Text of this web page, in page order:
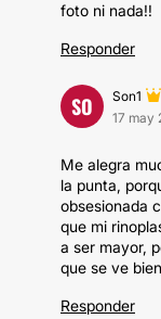
foto ni nada!!
Responder
SO
Son1
17 may
Me alegra
la punta,
obsesionada
que mi
a ser mayor,
que se ve
Responder